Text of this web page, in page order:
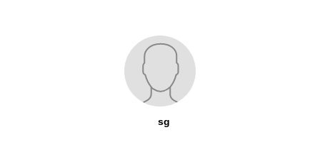
sg